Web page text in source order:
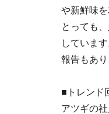
や新鮮味
とっても
していま
報告もあ
■トレンド
アツギの